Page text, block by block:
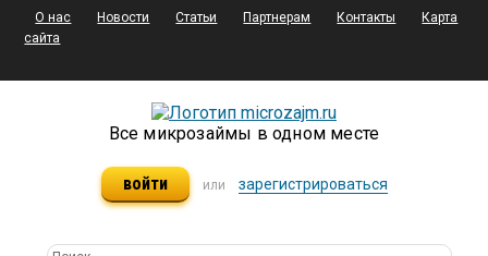
О нас Новости Статьи Партнерам Контакты
Карта
сайта
Все микрозаймы в одном месте
войти или зарегистрироваться